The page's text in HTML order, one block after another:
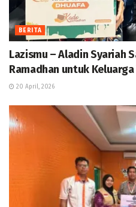
BERITA
Lazismu – Aladin Syariah
Ramadhan untuk
20 April, 2026